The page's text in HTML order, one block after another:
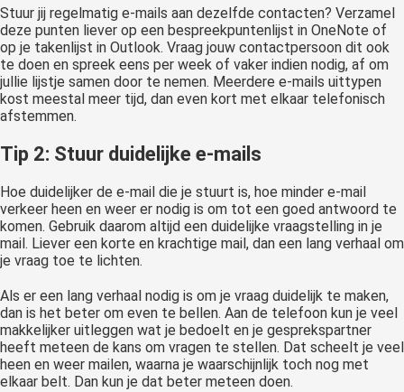
Stuur jij regelmatig e-mails aan dezelfde contacten? Verzamel
deze punten liever op een bespreekpuntenlijst in OneNote of
op je takenlijst in Outlook. Vraag jouw contactpersoon dit ook
te doen en spreek eens per week of vaker indien nodig, af om
jullie lijstje samen door te nemen. Meerdere e-mails uittypen
kost meestal meer tijd, dan even kort met elkaar telefonisch
afstemmen.
Tip 2: Stuur duidelijke e-mails
Hoe duidelijker de e-mail die je stuurt is, hoe minder e-mail
verkeer heen en weer er nodig is om tot een goed antwoord te
komen. Gebruik daarom altijd een duidelijke vraagstelling in je
mail. Liever een korte en krachtige mail, dan een lang verhaal om
je vraag toe te lichten.
Als er een lang verhaal nodig is om je vraag duidelijk te maken,
dan is het beter om even te bellen. Aan de telefoon kun je veel
makkelijker uitleggen wat je bedoelt en je gesprekspartner
heeft meteen de kans om vragen te stellen. Dat scheelt je veel
heen en weer mailen, waarna je waarschijnlijk toch nog met
elkaar belt. Dan kun je dat beter meteen doen.